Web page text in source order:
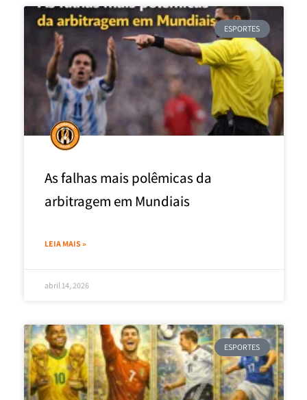
ESPORTES
As falhas mais polêmicas da
arbitragem em Mundiais
LEIA MAIS »
abril 14, 2026
ESPORTES